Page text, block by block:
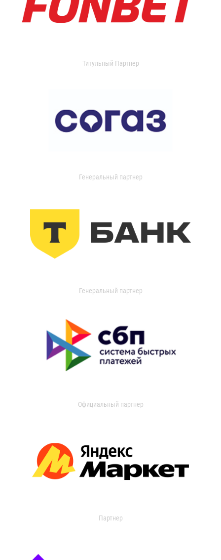
Титульный Партнер
Генеральный партнер
Генеральный партнер
Официальный партнер
Партнер